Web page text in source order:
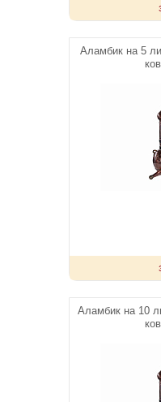
Аламбик на 5
Аламбик на 10